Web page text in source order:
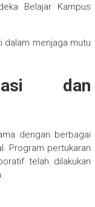
Belajar Kampus
dalam menjaga mutu
dan
dengan berbagai
Program pertukaran
telah dilakukan